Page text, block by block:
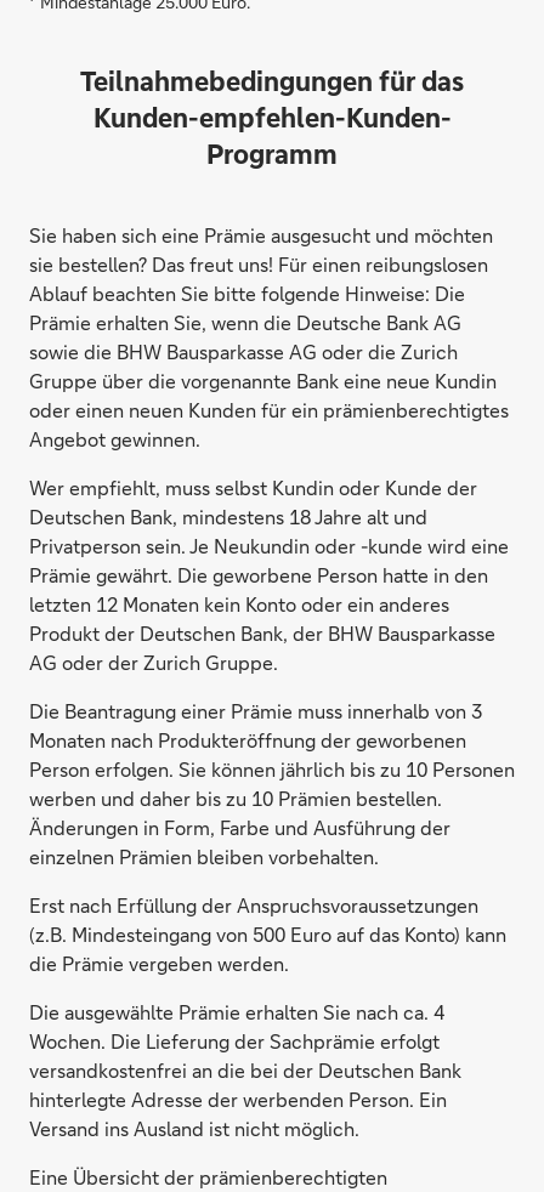
Teilnahmebedingungen für das
Kunden-empfehlen-Kunden-
Programm
Sie haben sich eine Prämie ausgesucht und möchten
sie bestellen? Das freut uns! Für einen reibungslosen
Ablauf beachten Sie bitte folgende Hinweise: Die
Prämie erhalten Sie, wenn die Deutsche Bank AG
sowie die BHW Bausparkasse AG oder die Zurich
Gruppe über die vorgenannte Bank eine neue Kundin
oder einen neuen Kunden für ein prämienberechtigtes
Angebot gewinnen.
Wer empfiehlt, muss selbst Kundin oder Kunde der
Deutschen Bank, mindestens 18 Jahre alt und
Privatperson sein. Je Neukundin oder -kunde wird eine
Prämie gewährt. Die geworbene Person hatte in den
letzten 12 Monaten kein Konto oder ein anderes
Produkt der Deutschen Bank, der BHW Bausparkasse
AG oder der Zurich Gruppe.
Die Beantragung einer Prämie muss innerhalb von 3
Monaten nach Produkteröffnung der geworbenen
Person erfolgen. Sie können jährlich bis zu 10 Personen
werben und daher bis zu 10 Prämien bestellen.
Änderungen in Form, Farbe und Ausführung der
einzelnen Prämien bleiben vorbehalten.
Erst nach Erfüllung der Anspruchsvoraussetzungen
(z.B. Mindesteingang von 500 Euro auf das Konto) kann
die Prämie vergeben werden.
Die ausgewählte Prämie erhalten Sie nach ca. 4
Wochen. Die Lieferung der Sachprämie erfolgt
versandkostenfrei an die bei der Deutschen Bank
hinterlegte Adresse der werbenden Person. Ein
Versand ins Ausland ist nicht möglich.
Eine Übersicht der prämienberechtigten